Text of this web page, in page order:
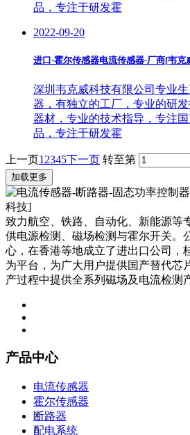
品，专注于研发霍
2022-09-20
进口-霍尔传感器电流传感器-厂商[韦克
深圳韦克威科技有限公司专业
器，有独立的工厂，专业的研
器材，专业的技术指导，专注
品，专注于研发霍
上一页1 2345下一页 转至第
加载更多
致力航空、铁路、自动化、新能源等
供电源检测、磁场检测与霍尔开关。
心，在香港等地成立了进出口公司，
为平台，为广大用户提供国产替代芯
产过程中提供全系列磁场及电流检测
产品中心
电流传感器
霍尔传感器
断路器
配电系统